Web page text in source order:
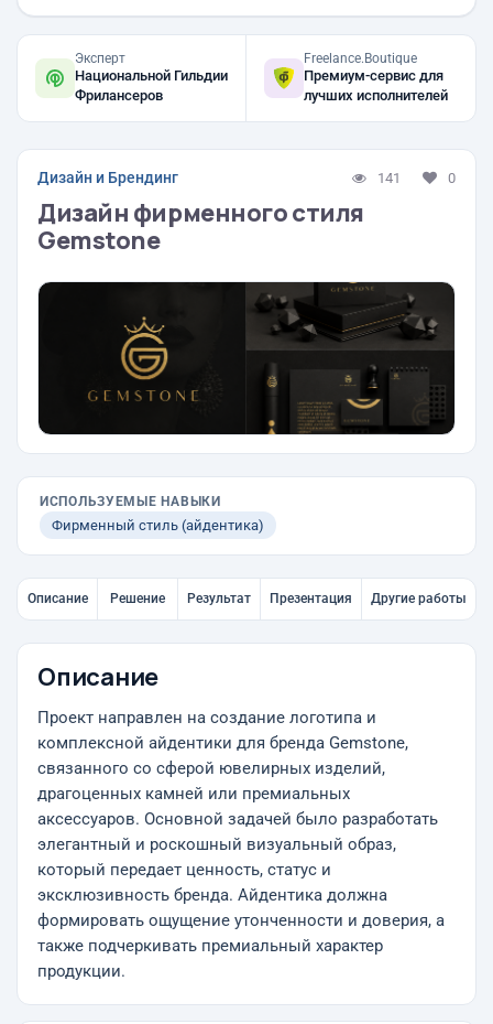
Эксперт
Национальной Гильдии
Фрилансеров
Freelance.Boutique
Премиум-сервис для
лучших исполнителей
Дизайн и Брендинг 141 0
Дизайн фирменного стиля
Gemstone
ИСПОЛЬЗУЕМЫЕ НАВЫКИ
Фирменный стиль (айдентика)
Описание Решение Результат Презентация Другие работы
Описание
Проект направлен на создание логотипа и
комплексной айдентики для бренда Gemstone,
связанного со сферой ювелирных изделий,
драгоценных камней или премиальных
аксессуаров. Основной задачей было разработать
элегантный и роскошный визуальный образ,
который передает ценность, статус и
эксклюзивность бренда. Айдентика должна
формировать ощущение утонченности и доверия, а
также подчеркивать премиальный характер
продукции.